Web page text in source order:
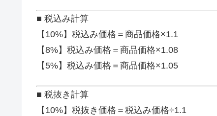
■ 税込み計算
【10%】税込み価格＝商品価格×1.1
【8%】税込み価格＝商品価格×1.08
【5%】税込み価格＝商品価格×1.05
■ 税抜き計算
【10%】税抜き価格＝税込み価格÷1.1